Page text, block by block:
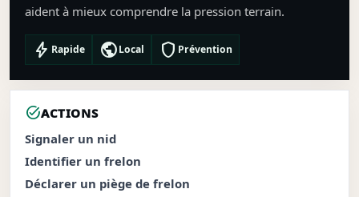
aident à mieux comprendre la pression terrain.
bolt Rapide publicLocal shield Prévention
task_altACTIONS
Signaler un nid
Identifier un frelon
Déclarer un piège de frelon